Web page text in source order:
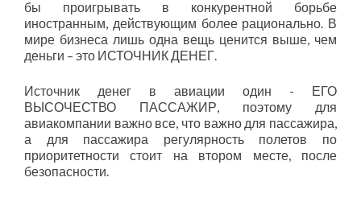
бы проигрывать в конкурентной борьбе
иностранным, действующим более рационально. В
мире бизнеса лишь одна вещь ценится выше, чем
деньги – это ИСТОЧНИК ДЕНЕГ.
Источник денег в авиации один - ЕГО
ВЫСОЧЕСТВО ПАССАЖИР, поэтому для
авиакомпании важно все, что важно для пассажира,
а для пассажира регулярность полетов по
приоритетности стоит на втором месте, после
безопасности.